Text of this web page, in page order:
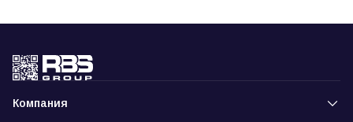
Компания